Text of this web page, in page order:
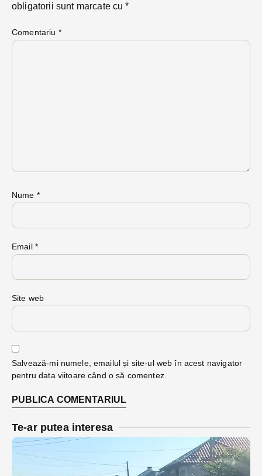
obligatorii sunt marcate cu*
Comentariu *
Nume *
Email *
Site web
Salvează-mi numele, emailul și site-ul web în acest navigator
pentru data viitoare când o să comentez.
Te-ar putea interesa